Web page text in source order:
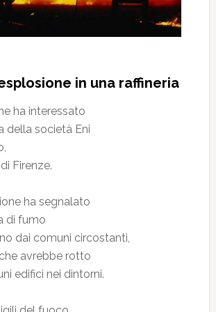
in una raffineria
ha interessato
della società Eni
Firenze.
ha segnalato
di fumo
dai comuni circostanti,
avrebbe rotto
edifici nei dintorni.